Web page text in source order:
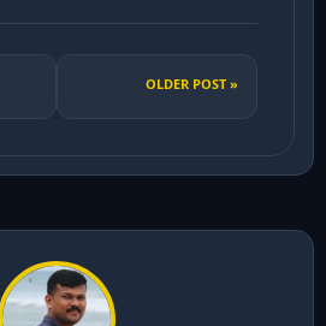
OLDER POST »